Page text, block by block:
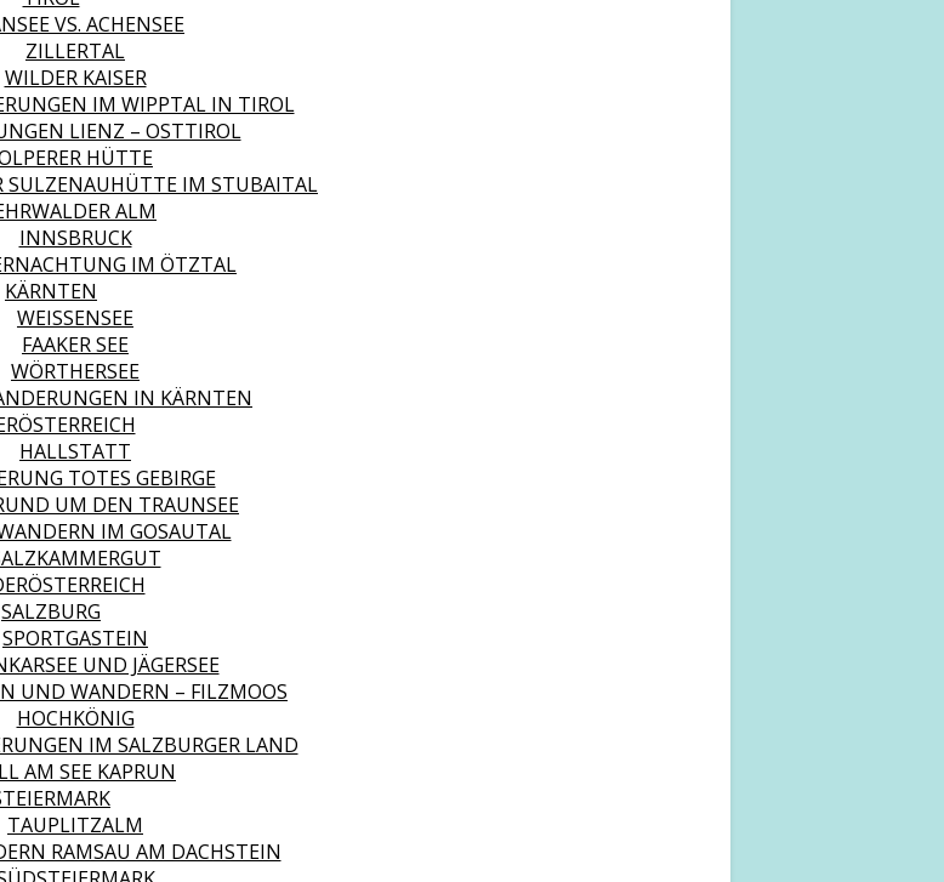
VS. ACHENSEE
ZILLERTAL
WILDER KAISER
IM WIPPTAL IN TIROL
LIENZ – OSTTIROL
HÜTTE
SULZENAUHÜTTE IM STUBAITAL
ALM
INNSBRUCK
IM ÖTZTAL
KÄRNTEN
WEISSENSEE
FAAKER SEE
WÖRTHERSEE
IN KÄRNTEN
HALLSTATT
TOTES GEBIRGE
UM DEN TRAUNSEE
IM GOSAUTAL
SALZBURG
SPORTGASTEIN
UND JÄGERSEE
UND WANDERN – FILZMOOS
HOCHKÖNIG
IM SALZBURGER LAND
AM SEE KAPRUN
TAUPLITZALM
RAMSAU AM DACHSTEIN